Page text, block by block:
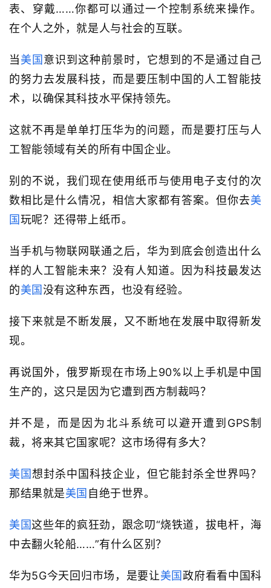
表、穿戴……你都可以通过一个控制系统来操作。
在个人之外，就是人与社会的互联。
当美国 意识到这种前景时，它想到的不是通过自己
的努力去发展科技，而是要压制中国的人工智能技
术，以确保其科技水平保持领先。
这就不再是单单打压华为的问题，而是要打压与人
工智能领域有关的所有中国企业。
别的不说，我们现在使用纸币与使用电子支付的次
数相比是什么情况，相信大家都有答案。但你去美
国玩呢？还得带上纸币。
当手机与物联网联通之后，华为到底会创造出什么
样的人工智能未来？没有人知道。因为科技最发达
的美国没有这种东西，也没有经验。
接下来就是不断发展，又不断地在发展中取得新发
现。
再说国外，俄罗斯现在市场上90%以上手机是中国
生产的，这只是因为它遭到西方制裁吗？
并不是，而是因为北斗系统可以避开遭到GPS制
裁，将来其它国家呢？这市场得有多大？
美国想封杀中国科技企业，但它能封杀全世界吗？
那结果就是美国 自绝于世界。
美国这些年的疯狂劲，跟念叨“烧铁道，拔电杆，海
中去翻火轮船……”有什么区别？
华为5G今天回归市场，是要让美国政府看看中国科